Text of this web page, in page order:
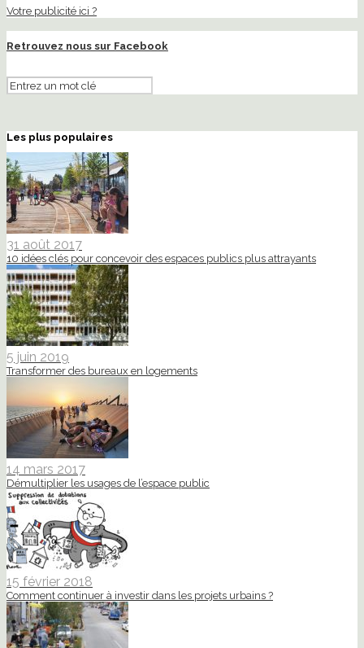
Votre publicité ici ?
Retrouvez nous sur Facebook
Les plus populaires
31 août 2017
10 idées clés pour concevoir des espaces publics plus attrayants
5 juin 2019
Transformer des bureaux en logements
14 mars 2017
Démultiplier les usages de l’espace public
15 février 2018
Comment continuer à investir dans les projets urbains ?